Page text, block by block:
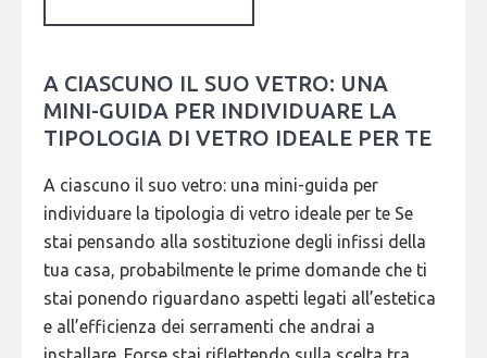
A CIASCUNO IL SUO VETRO: UNA
MINI-GUIDA PER INDIVIDUARE LA
TIPOLOGIA DI VETRO IDEALE PER TE
A ciascuno il suo vetro: una mini-guida per
individuare la tipologia di vetro ideale per te Se
stai pensando alla sostituzione degli infissi della
tua casa, probabilmente le prime domande che ti
stai ponendo riguardano aspetti legati all’estetica
e all’efficienza dei serramenti che andrai a